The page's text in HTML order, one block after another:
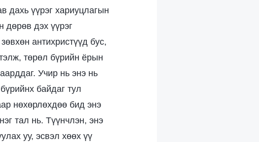
дахь үүрэг хариуцлагын
дөрөв дэх үүрэг
антихристүүд бус,
төрөл бүрийн ёрын
Учир нь энэ нь
байдаг тул
нөхөрлөхдөө бид энэ
тал нь. Түүнчлэн, энэ
уу, эсвэл хөөх үү